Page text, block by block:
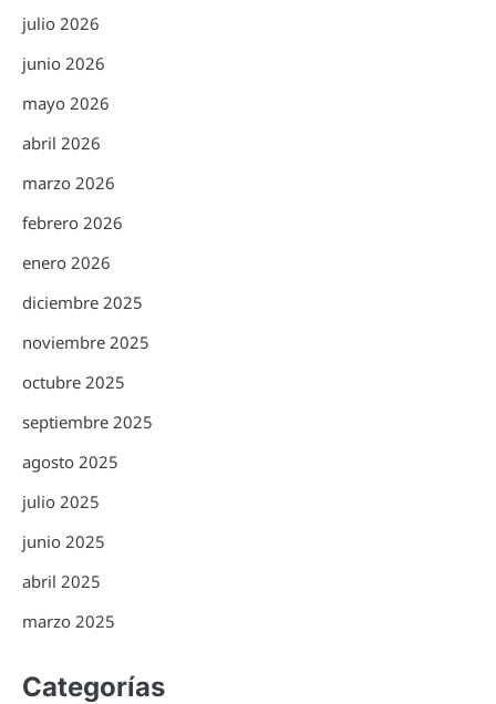
julio 2026
junio 2026
mayo 2026
abril 2026
marzo 2026
febrero 2026
enero 2026
diciembre 2025
noviembre 2025
octubre 2025
septiembre 2025
agosto 2025
julio 2025
junio 2025
abril 2025
marzo 2025
Categorías